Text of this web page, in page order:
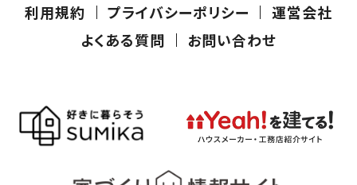
利用規約 プライバシーポリシー
運営会社
よくある質問
お問い合わせ